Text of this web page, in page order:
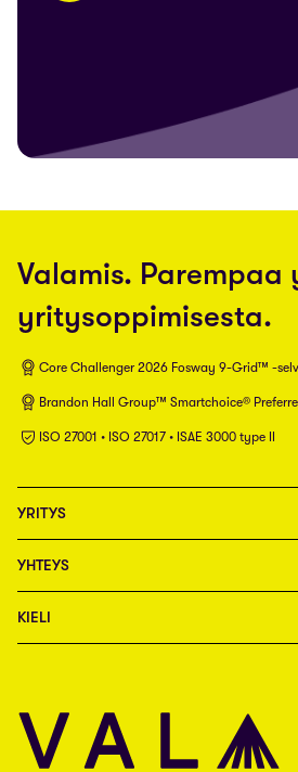
Valamis. Parempaa
yritysoppimisesta.
Core Challenger 2026 Fosway 9-Grid™ -
Brandon Hall Group™ Smartchoice®
ISO 27001 • ISO 27017 • ISAE 3000 type II
YRITYS
YHTEYS
KIELI